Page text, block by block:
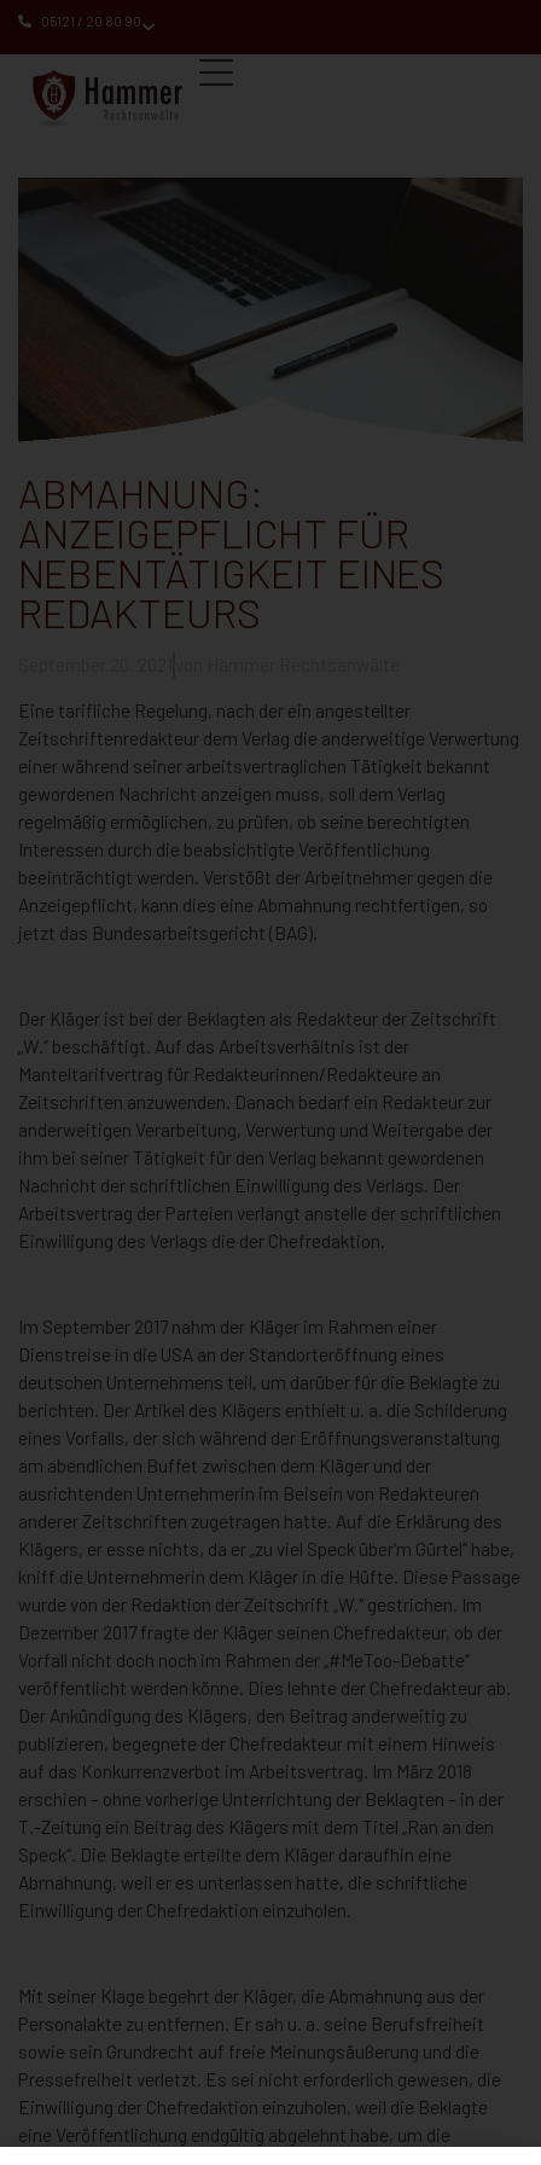
05121 / 20 80 90
ABMAHNUNG:
ANZEIGEPFLICHT FÜR
NEBENTÄTIGKEIT EINES
REDAKTEURS
Eine tarifliche Regelung, nach der ein angestellter
Zeitschriftenredakteur dem Verlag die anderweitige Verwertung
einer während seiner arbeitsvertraglichen Tätigkeit bekannt
gewordenen Nachricht anzeigen muss, soll dem Verlag
regelmäßig ermöglichen, zu prüfen, ob seine berechtigten
Interessen durch die beabsichtigte Veröffentlichung
beeinträchtigt werden. Verstößt der Arbeitnehmer gegen die
Anzeigepflicht, kann dies eine Abmahnung rechtfertigen, so
jetzt das Bundesarbeitsgericht (BAG).
Der Kläger ist bei der Beklagten als Redakteur der Zeitschrift
„W.“ beschäftigt. Auf das Arbeitsverhältnis ist der
Manteltarifvertrag für Redakteurinnen/Redakteure an
Zeitschriften anzuwenden. Danach bedarf ein Redakteur zur
anderweitigen Verarbeitung, Verwertung und Weitergabe der
ihm bei seiner Tätigkeit für den Verlag bekannt gewordenen
Nachricht der schriftlichen Einwilligung des Verlags. Der
Arbeitsvertrag der Parteien verlangt anstelle der schriftlichen
Einwilligung des Verlags die der Chefredaktion.
Im September 2017 nahm der Kläger im Rahmen einer
Dienstreise in die USA an der Standorteröffnung eines
deutschen Unternehmens teil, um darüber für die Beklagte zu
berichten. Der Artikel des Klägers enthielt u. a. die Schilderung
eines Vorfalls, der sich während der Eröffnungsveranstaltung
am abendlichen Buffet zwischen dem Kläger und der
ausrichtenden Unternehmerin im Beisein von Redakteuren
anderer Zeitschriften zugetragen hatte. Auf die Erklärung des
Klägers, er esse nichts, da er „zu viel Speck über‘m Gürtel“ habe,
kniff die Unternehmerin dem Kläger in die Hüfte. Diese Passage
wurde von der Redaktion der Zeitschrift „W.“ gestrichen. Im
Dezember 2017 fragte der Kläger seinen Chefredakteur, ob der
Vorfall nicht doch noch im Rahmen der „#MeToo-Debatte“
veröffentlicht werden könne. Dies lehnte der Chefredakteur ab.
Der Ankündigung des Klägers, den Beitrag anderweitig zu
publizieren, begegnete der Chefredakteur mit einem Hinweis
auf das Konkurrenzverbot im Arbeitsvertrag. Im März 2018
erschien – ohne vorherige Unterrichtung der Beklagten – in der
T.-Zeitung ein Beitrag des Klägers mit dem Titel „Ran an den
Speck“. Die Beklagte erteilte dem Kläger daraufhin eine
Abmahnung, weil er es unterlassen hatte, die schriftliche
Einwilligung der Chefredaktion einzuholen.
Mit seiner Klage begehrt der Kläger, die Abmahnung aus der
Personalakte zu entfernen. Er sah u. a. seine Berufsfreiheit
sowie sein Grundrecht auf freie Meinungsäußerung und die
Pressefreiheit verletzt. Es sei nicht erforderlich gewesen, die
Einwilligung der Chefredaktion einzuholen, weil die Beklagte
eine Veröffentlichung endgültig abgelehnt habe, um die